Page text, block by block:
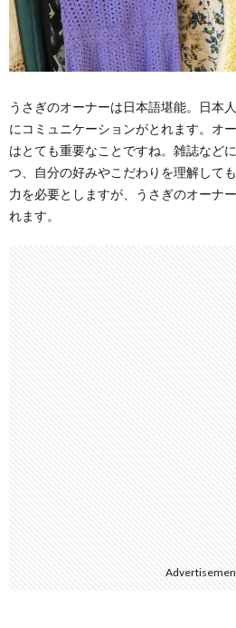
うさぎのオーナーは日本語堪能。日本
にコミュニケーションがとれます。オ
はとても重要なことですね。雑誌など
つ、自分の好みやこだわりを理解して
力を必要としますが、うさぎのオーナ
れます。